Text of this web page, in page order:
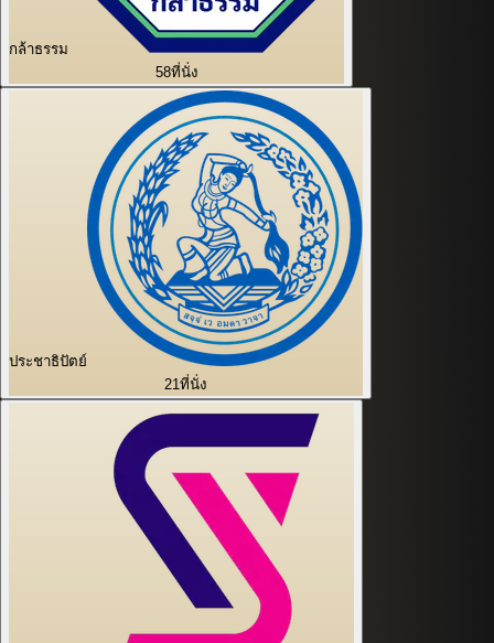
กล้าธรรม
58ที่นั่ง
ประชาธิปัตย์
21ที่นั่ง